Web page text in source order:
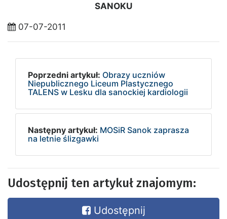
SANOKU
07-07-2011
Poprzedni artykuł: Obrazy uczniów
Niepublicznego Liceum Plastycznego
TALENS w Lesku dla sanockiej kardiologii
Następny artykuł: MOSiR Sanok zaprasza
na letnie ślizgawki
Udostępnij ten artykuł znajomym:
Udostępnij